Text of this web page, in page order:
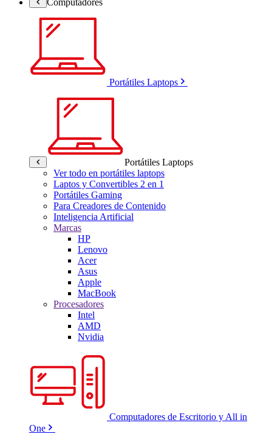
Portátiles Laptops
Portátiles Laptops
Ver todo en portátiles laptops
Laptos y Convertibles 2 en 1
Portátiles Gaming
Para Creadores de Contenido
Inteligencia Artificial
Marcas
HP
Lenovo
Acer
Asus
Apple
MacBook
Procesadores
Intel
AMD
Nvidia
Computadores de Escritorio y All in
One